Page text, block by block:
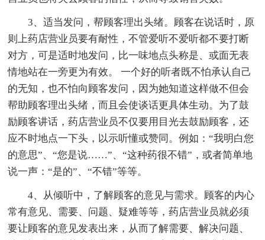
3、适当发问，帮顾客理出头绪。顾客在说话时，原
则上药店营业员要有耐性，不管爱听不爱听都不要打断
对方，可是适时地发问，比一味地点头称是、或面无表
情地站在一旁更为有效。 一个好的听者既不怕承认自己
的无知，也不怕向顾客发问，因为她知道这样做不但会
帮助顾客理出头绪，而且会使谈话更具体生动。为了鼓
励顾客讲话，药店营业员不仅要用目光去鼓励顾客，还
应不时地点一下头，以示听懂或赞同。例如：“我明白您
的意思”、“您是说……”、“这种药很不错”，或者简单地
说一声：“是的”、“不错”等等。
4、从倾听中，了解顾客的意见与需求。顾客的内心
常有意见、需要、问题、疑难等等，药店营业员就必须
要让顾客的意见发表出来，从而了解需要、解决问题、